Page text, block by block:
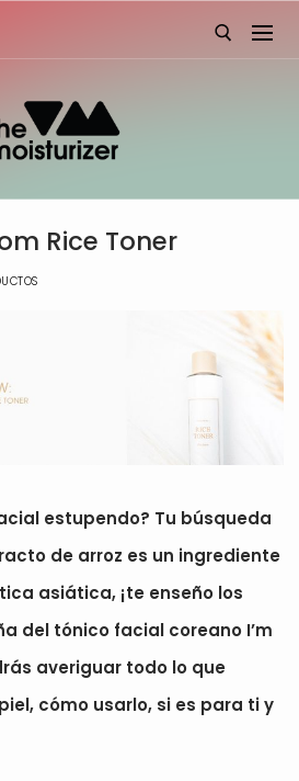
Buscar:
Rice Toner
estupendo? Tu búsqueda
de arroz es un ingrediente
asiática, ¡te enseño los
del tónico facial coreano I’m
averiguar todo lo que
cómo usarlo, si es para ti y